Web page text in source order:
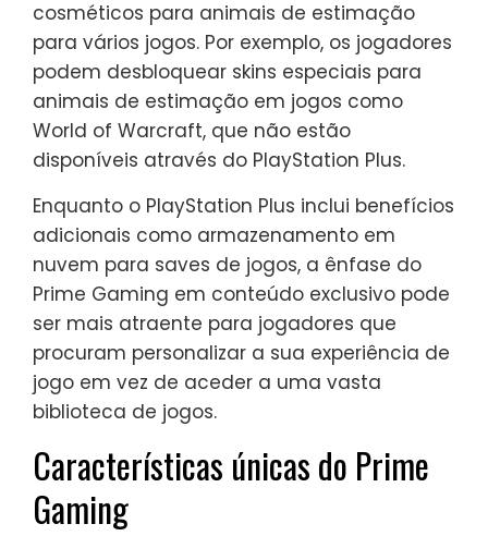
cosméticos para animais de estimação
para vários jogos. Por exemplo, os jogadores
podem desbloquear skins especiais para
animais de estimação em jogos como
World of Warcraft, que não estão
disponíveis através do PlayStation Plus.
Enquanto o PlayStation Plus inclui benefícios
adicionais como armazenamento em
nuvem para saves de jogos, a ênfase do
Prime Gaming em conteúdo exclusivo pode
ser mais atraente para jogadores que
procuram personalizar a sua experiência de
jogo em vez de aceder a uma vasta
biblioteca de jogos.
Características únicas do Prime
Gaming